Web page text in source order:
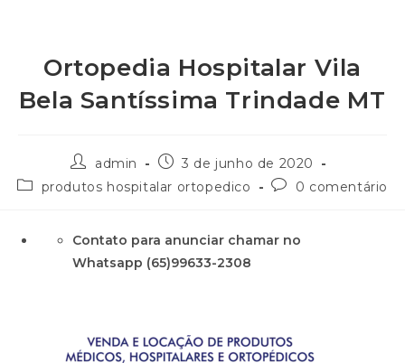
Ortopedia Hospitalar Vila
Bela Santíssima Trindade MT
admin
3 de junho de 2020
produtos hospitalar ortopedico
0 comentário
Contato para anunciar chamar no
Whatsapp (65)99633-2308